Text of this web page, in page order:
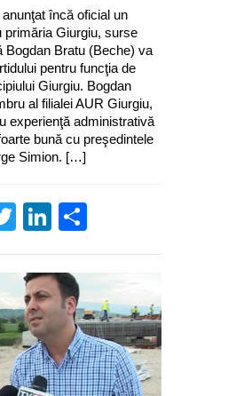
încă oficial un
primăria Giurgiu, surse
Bogdan Bratu (Beche) va
pentru funcţia de
Giurgiu. Bogdan
al filialei AUR Giurgiu,
experienţă administrativă
bună cu preşedintele
Simion. […]
TwitterLinkedIn